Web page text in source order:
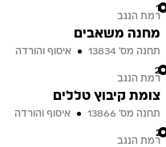
19
רמת הנגב
מחנה משאבים
תחנה מס׳ 13834
איסוף והורדה
20
רמת הנגב
צומת קיבוץ טללים
תחנה מס׳ 13866
איסוף והורדה
21
רמת הנגב